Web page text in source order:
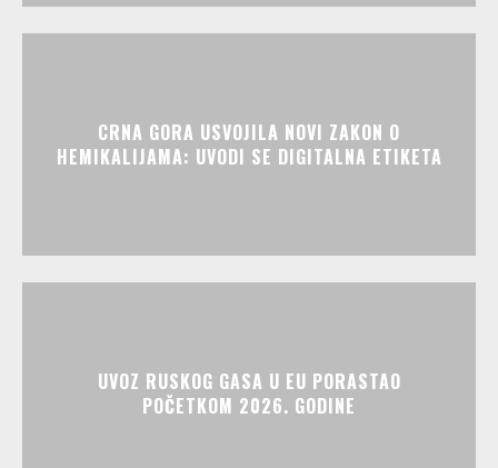
CRNA GORA USVOJILA NOVI ZAKON O
HEMIKALIJAMA: UVODI SE DIGITALNA ETIKETA
UVOZ RUSKOG GASA U EU PORASTAO
POČETKOM 2026. GODINE